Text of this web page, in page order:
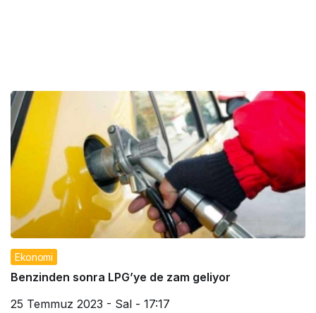
Ekonomi
Benzinden sonra LPG’ye de zam geliyor
25 Temmuz 2023 - Sal - 17:17